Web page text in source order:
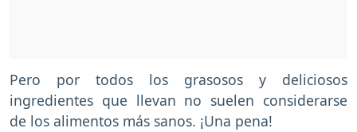
Pero por todos los grasosos y deliciosos
ingredientes que llevan no suelen considerarse
de los alimentos más sanos. ¡Una pena!